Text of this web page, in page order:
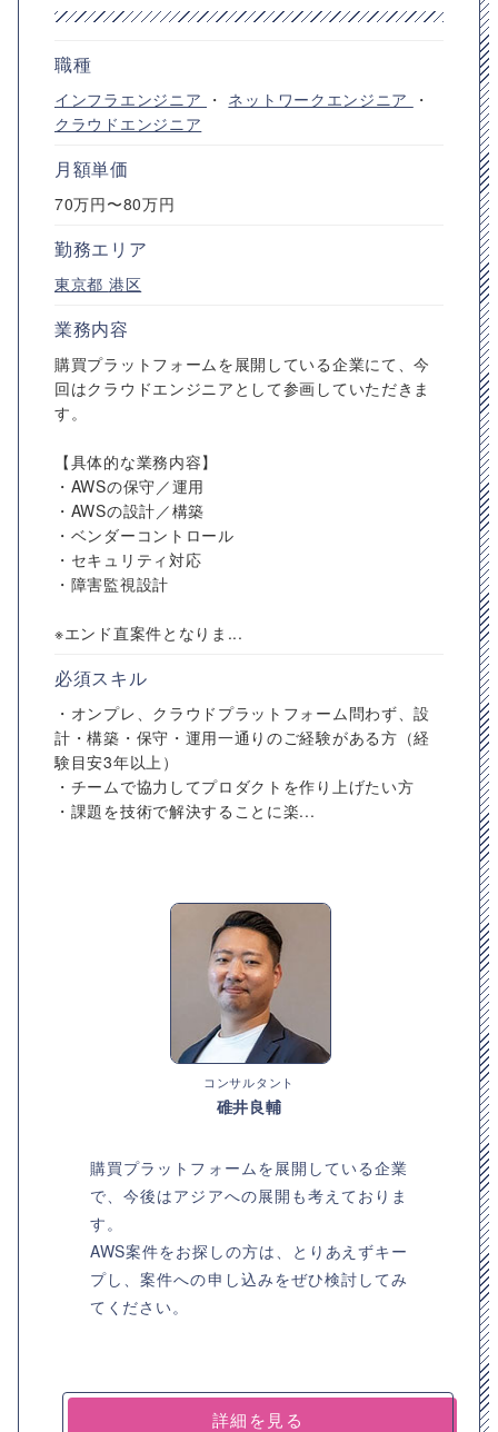
職種
インフラエンジニア ・ ネットワークエンジニア
・
クラウドエンジニア
月額単価
70万円〜80万円
勤務エリア
東京都 港区
業務内容
購買プラットフォームを展開している企業にて、今
回はクラウドエンジニアとして参画していただきま
す。
【具体的な業務内容】
・AWSの保守／運用
・AWSの設計／構築
・ベンダーコントロール
・セキュリティ対応
・障害監視設計
※エンド直案件となりま...
必須スキル
・オンプレ、クラウドプラットフォーム問わず、設
計・構築・保守・運用一通りのご経験がある方（経
験目安3年以上）
・チームで協力してプロダクトを作り上げたい方
・課題を技術で解決することに楽...
コンサルタント
碓井良輔
購買プラットフォームを展開している企業
で、今後はアジアへの展開も考えておりま
す。
AWS案件をお探しの方は、とりあえずキー
プし、案件への申し込みをぜひ検討してみ
てください。
詳細を見る